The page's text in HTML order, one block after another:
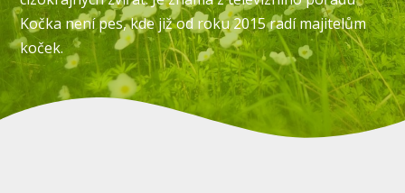
Kočka není pes, kde již od roku 2015 radí majitelům
koček.